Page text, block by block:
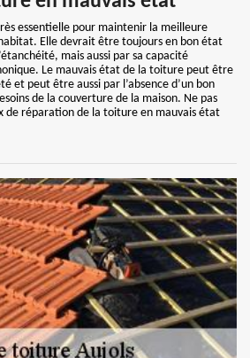
essentielle pour maintenir la meilleure
Elle devrait être toujours en bon état
mais aussi par sa capacité
Le mauvais état de la toiture peut être
et peut être aussi par l’absence d’un bon
de la couverture de la maison. Ne pas
de réparation de la toiture en mauvais état